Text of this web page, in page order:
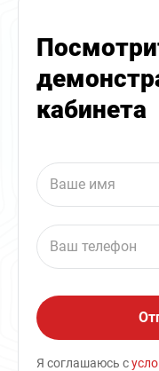
кабинета
Я соглашаюсь с